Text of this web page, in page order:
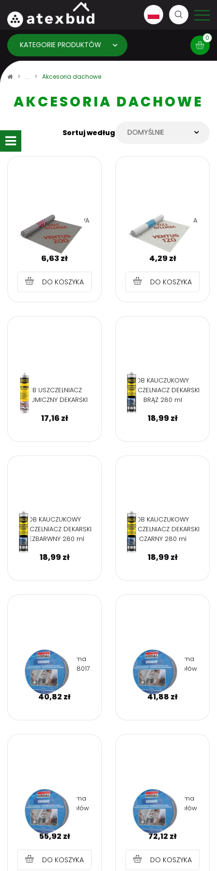
KATEGORIE PRODUKTÓW
0
info: ×
Akcesoria dachowe
AKCESORIA DACHOWE
Sortuj według DOMYŚLNIE
MEMBRANA DACHOWA
VENTUS 200g/m2;
1,5x50m
6,63zł
DO KOSZYKA
MEMBRANA DACHOWA
VENTUS 120g/m2;
1,5x50m
4,29zł
DO KOSZYKA
DB USZCZELNIACZ
BITUMICZNY DEKARSKI
17,16zł
DB KAUCZUKOWY
USZCZELNIACZ DEKARSKI
BRĄZ 280 ml
18,99zł
DB KAUCZUKOWY
USZCZELNIACZ DEKARSKI
BEZBARWNY 280 ml
18,99zł
DB KAUCZUKOWY
USZCZELNIACZ DEKARSKI
CZARNY 280 ml
18,99zł
SOUDABAND Taśma
dekarska brąz RAL8017
7,5 cm
40,82 zł
SOUDABAND Taśma
dekarska - kolor ołów
7,5 cm
41,88 zł
SOUDABAND Taśma
dekarska - kolor ołów
10 cm
55,92 zł
DO KOSZYKA
SOUDABAND Taśma
dekarska - kolor ołów
15 cm
72,12 zł
DO KOSZYKA